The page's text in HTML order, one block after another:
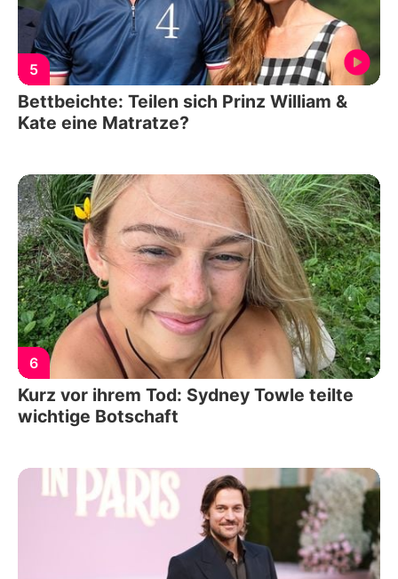
5
Bettbeichte: Teilen sich Prinz William &
Kate eine Matratze?
6
Kurz vor ihrem Tod: Sydney Towle teilte
wichtige Botschaft